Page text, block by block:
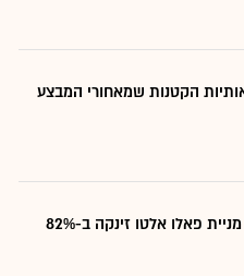
הקטנות שמאחורי המבצע
ההפסד של מדדי ת"א: מניית פאלו אלטו זינקה ב-82%